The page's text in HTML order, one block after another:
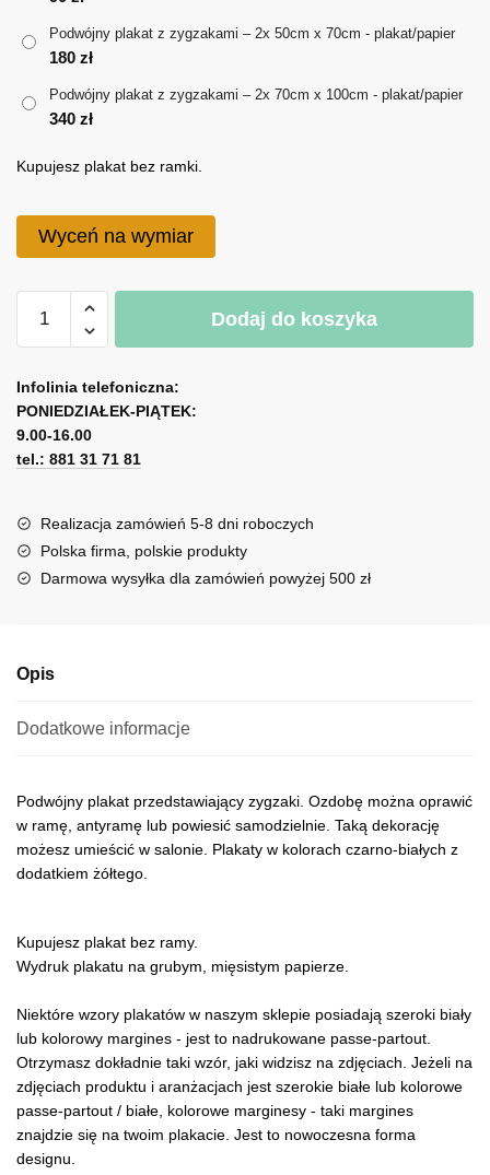
Podwójny plakat z zygzakami – 2x 50cm x 70cm - plakat/papier
180 zł
Podwójny plakat z zygzakami – 2x 70cm x 100cm - plakat/papier
340 zł
Kupujesz plakat bez ramki.
Wyceń na wymiar
Podwójny
z
zygzakami
Dodaj do koszyka
l
t
e
r
a
t
i
Infolinia telefoniczna:
PONIEDZIAŁEK-PIĄTEK:
9.00-16.00
tel.: 881 31 71 81
Realizacja zamówień 5-8 dni roboczych
Polska firma, polskie produkty
Darmowa wysyłka dla zamówień powyżej 500 zł
Opis
Dodatkowe informacje
Podwójny plakat przedstawiający zygzaki. Ozdobę można oprawić
w ramę, antyramę lub powiesić samodzielnie. Taką dekorację
możesz umieścić w salonie. Plakaty w kolorach czarno-białych z
dodatkiem żółtego.
Kupujesz plakat bez ramy.
Wydruk plakatu na grubym, mięsistym papierze.
Niektóre wzory plakatów w naszym sklepie posiadają szeroki biały
lub kolorowy margines - jest to nadrukowane passe-partout.
Otrzymasz dokładnie taki wzór, jaki widzisz na zdjęciach. Jeżeli na
zdjęciach produktu i aranżacjach jest szerokie białe lub kolorowe
passe-partout / białe, kolorowe marginesy - taki margines
znajdzie się na twoim plakacie. Jest to nowoczesna forma
designu.